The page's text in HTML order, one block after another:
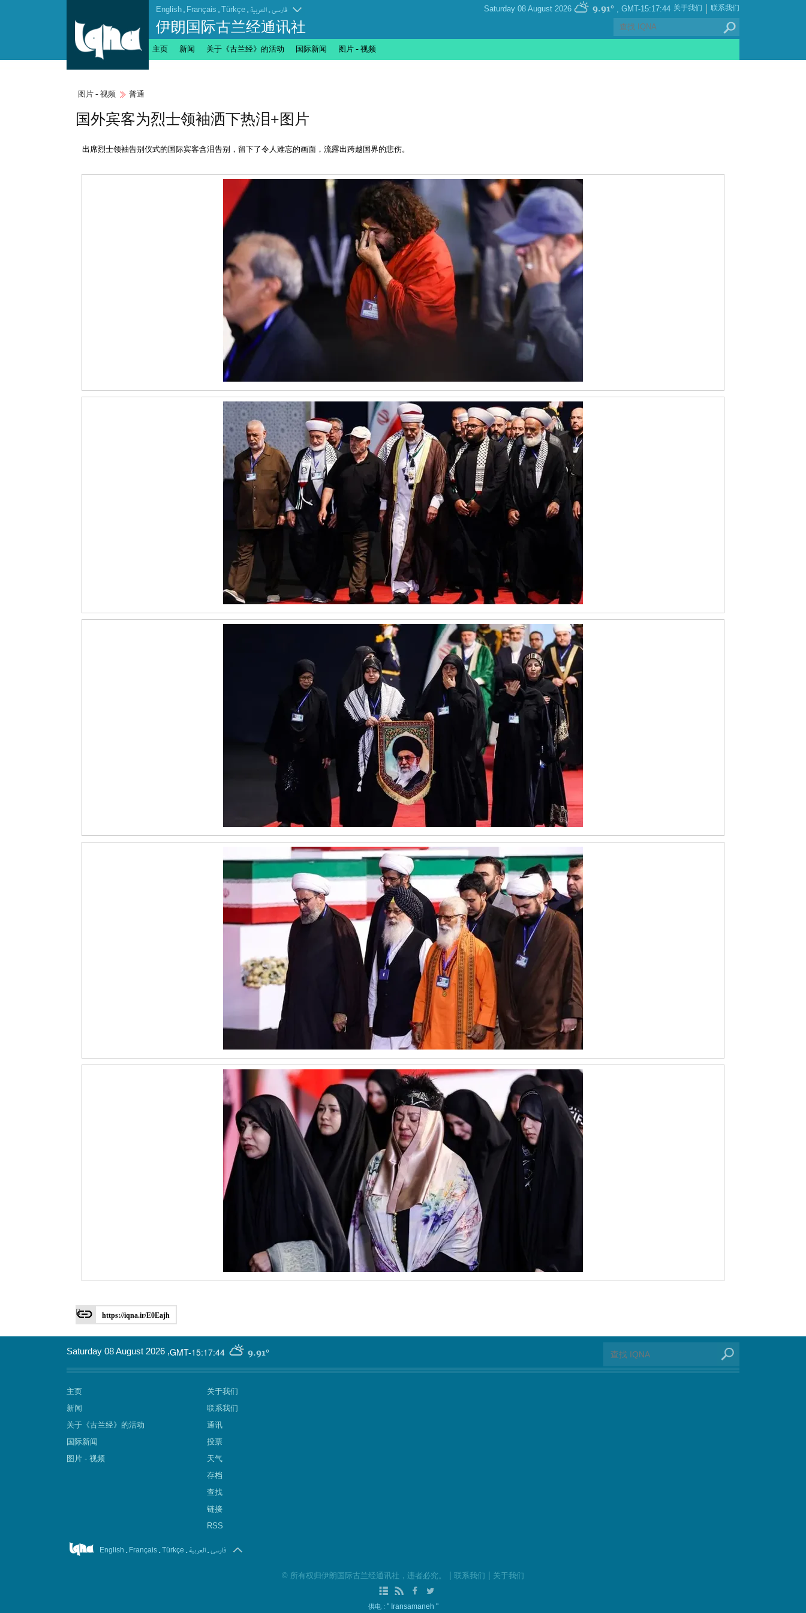
English . Français . Türkçe . العربیة.فارسی
伊朗国际古兰经通讯社
GMT-15:17:44
, Saturday 08 August 2026
9.91° 联系我们
|
关于我们
主页 新闻 关于《古兰经》的活动 国际新闻 图片 - 视频
图片 - 视频 普通
国外宾客为烈士领袖洒下热泪+图片
出席烈士领袖告别仪式的国际宾客含泪告别，留下了令人难忘的画面，流露出跨越国界的悲伤。
https://iqna.ir/E0Eajh
GMT-15:17:44 9.91°
Saturday 08 August 2026 ,
主页
新闻
关于《古兰经》的活动
国际新闻
图片 - 视频
关于我们
联系我们
通讯
投票
天气
存档
查找
链接
RSS
English . Français .Türkçe .العربیة.فارسی
© 所有权归伊朗国际古兰经通讯社，违者必究。 | 联系我们 | 关于我们
供电 : " Iransamaneh "